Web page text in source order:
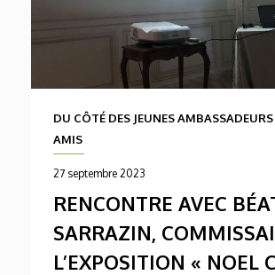
DU CÔTÉ DES JEUNES AMBASSADEURS
AMIS
27 septembre 2023
RENCONTRE AVEC
SARRAZIN,
L’EXPOSITION « NOEL